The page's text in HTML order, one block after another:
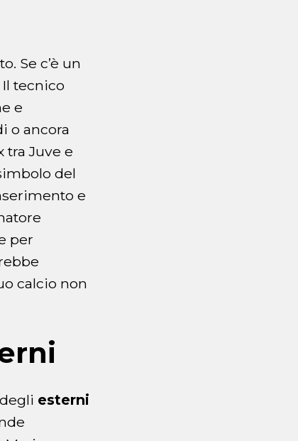
Se c’è un
tecnico
e
o ancora
tra Juve e
del
e
per
calcio non
esterni